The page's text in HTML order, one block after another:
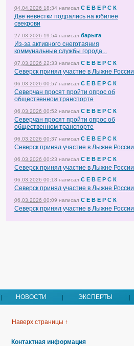
04.04.2026 18:34 написал С Е В Е Р С К
Две невестки подрались на юбилее
свекрови
27.03.2026 19:54 написал барыга
Из-за активного снеготаяния
коммунальные службы города...
07.03.2026 22:33 написал С Е В Е Р С К
Северск принял участие в Лыжне России
06.03.2026 00:57 написал С Е В Е Р С К
Северчан просят пройти опрос об
общественном транспорте
06.03.2026 00:52 написал С Е В Е Р С К
Северчан просят пройти опрос об
общественном транспорте
06.03.2026 00:37 написал С Е В Е Р С К
Северск принял участие в Лыжне России
06.03.2026 00:23 написал С Е В Е Р С К
Северск принял участие в Лыжне России
06.03.2026 00:18 написал С Е В Е Р С К
Северск принял участие в Лыжне России
06.03.2026 00:09 написал С Е В Е Р С К
Северск принял участие в Лыжне России
НОВОСТИ ЭКСПЕРТЫ
Наверх страницы ↑
Контактная информация